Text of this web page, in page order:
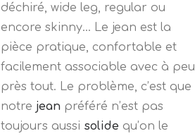
déchiré, wide leg, regular ou
encore skinny… Le jean est la
pièce pratique, confortable et
facilement associable avec à peu
près tout. Le problème, c’est que
notre jean préféré n’est pas
toujours aussi solide qu’on le